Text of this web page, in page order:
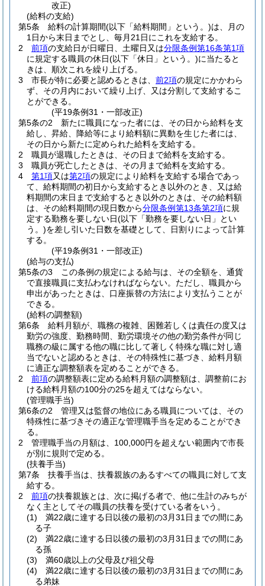
改正)
(給料の支給)
第5条
給料の計算期間(以下「給料期間」という。)は、月の
1日から末日までとし、毎月21日にこれを支給する。
2
前項の支給日が日曜日、土曜日又は分限条例第16条第1項
に規定する職員の休日(以下「休日」という。)に当たると
きは、順次これを繰り上げる。
3
市長が特に必要と認めるときは、 前2項の規定にかかわら
ず、その月内において繰り上げ、又は分割して支給するこ
とができる。
(平19条例31・一部改正)
第5条の2
新たに職員になった者には、その日から給料を支
給し、昇給、降給等により給料額に異動を生じた者には、
その日から新たに定められた給料を支給する。
2
職員が退職したときは、その日まで給料を支給する。
3
職員が死亡したときは、その月まで給料を支給する。
4
第1項又は第2項の規定により給料を支給する場合であっ
て、給料期間の初日から支給するとき以外のとき、又は給
料期間の末日まで支給するとき以外のときは、その給料額
は、その給料期間の現日数から分限条例第13条第2項に規
定する勤務を要しない日(以下「勤務を要しない日」とい
う。)を差し引いた日数を基礎として、日割りによって計算
する。
(平19条例31・一部改正)
(給与の支払)
第5条の3
この条例の規定による給与は、その全額を、通貨
で直接職員に支払わなければならない。 ただし、職員から
申出があったときは、口座振替の方法により支払うことが
できる。
(給料の調整額)
第6条
給料月額が、職務の複雑、困難若しくは責任の度又は
勤労の強度、勤務時間、勤労環境その他の勤労条件が同じ
職務の級に属する他の職に比して著しく特殊な職に対し適
当でないと認めるときは、その特殊性に基づき、給料月額
に適正な調整額表を定めることができる。
2
前項の調整額表に定める給料月額の調整額は、調整前にお
ける給料月額の100分の25を超えてはならない。
(管理職手当)
第6条の2
管理又は監督の地位にある職員については、その
特殊性に基づきその適正な管理職手当を定めることができ
る。
2
管理職手当の月額は、100,000円を超えない範囲内で市長
が別に規則で定める。
(扶養手当)
第7条
扶養手当は、扶養親族のあるすべての職員に対して支
給する。
2
前項の扶養親族とは、次に掲げる者で、他に生計のみちが
なく主としてその職員の扶養を受けている者をいう。
(1)
満22歳に達する日以後の最初の3月31日までの間にあ
る子
(2)
満22歳に達する日以後の最初の3月31日までの間にあ
る孫
(3)
満60歳以上の父母及び祖父母
(4)
満22歳に達する日以後の最初の3月31日までの間にあ
る弟妹